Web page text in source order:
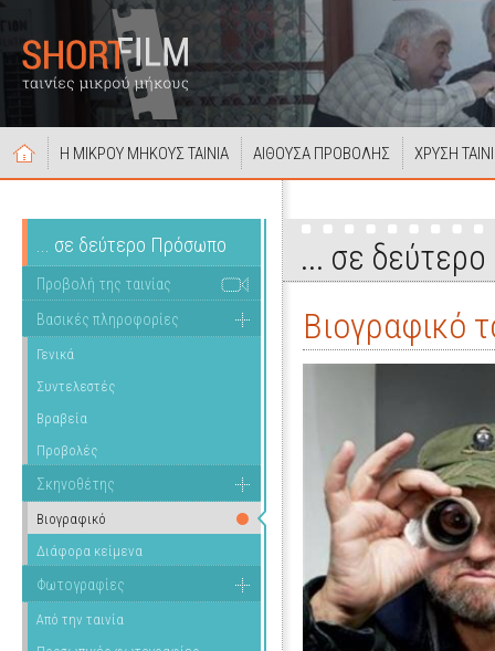
Η ΜΙΚΡΟΥ ΜΗΚΟΥΣ ΤΑΙΝΙΑ ΑΙΘΟΥΣΑ ΠΡΟΒΟΛΗΣ ΧΡΥΣΗ
... σε δεύτερο Πρόσωπο
Προβολή της ταινίας
Βασικές πληροφορίες
Γενικά
Συντελεστές
Βραβεία
Προβολές
Σκηνοθέτης
Βιογραφικό
Διάφορα κείμενα
Φωτογραφίες
Από την ταινία
... σε
Βιογραφικό